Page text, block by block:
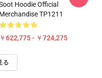
Hoodie Official
Merchandise TP1211
￥622,775 - ￥724,275
る